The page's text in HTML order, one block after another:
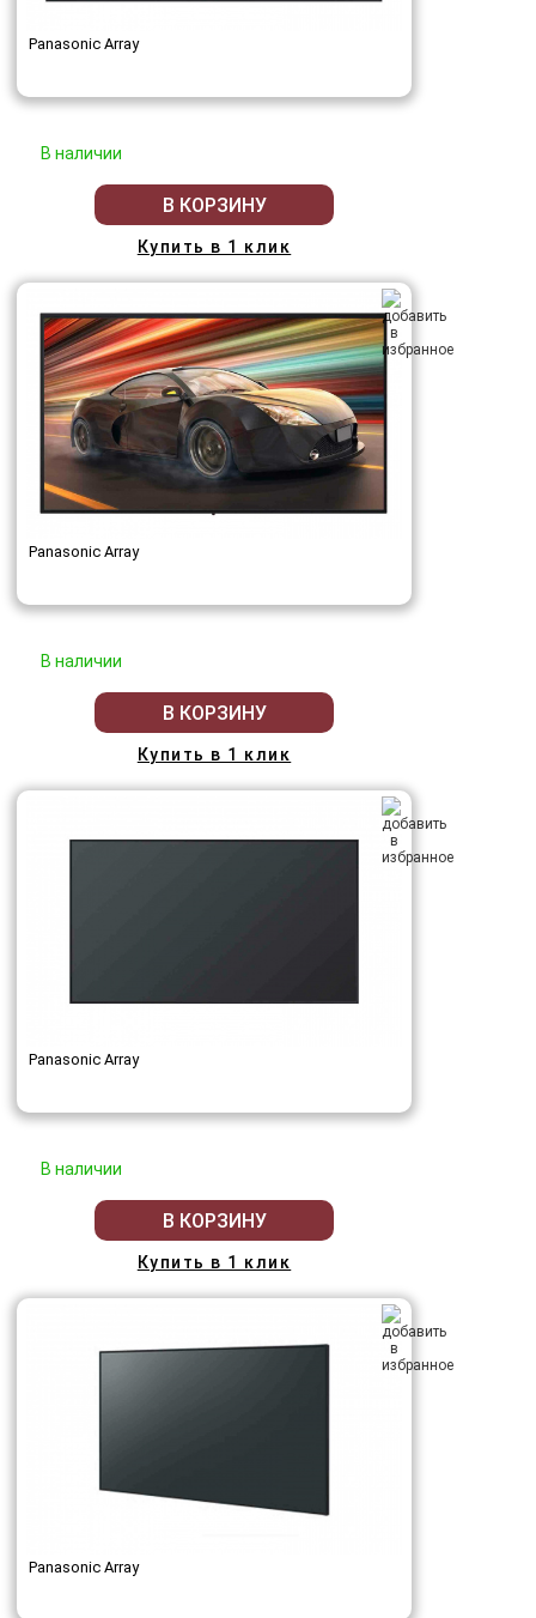
Panasonic Array
В наличии
В КОРЗИНУ
Купить в 1 клик
Panasonic Array
В наличии
В КОРЗИНУ
Купить в 1 клик
Panasonic Array
В наличии
В КОРЗИНУ
Купить в 1 клик
Panasonic Array